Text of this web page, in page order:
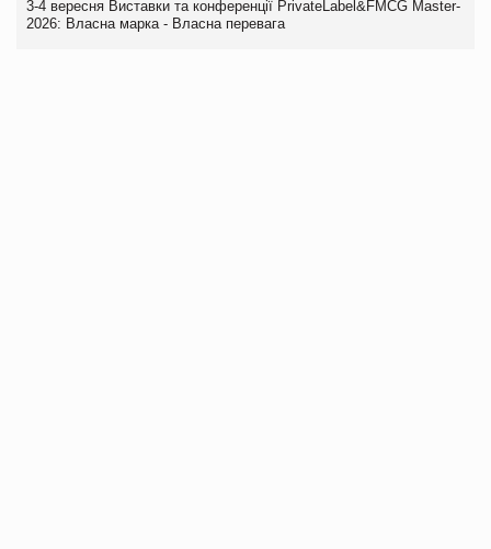
3-4 вересня Виставки та конференції PrivateLabel&FMCG Master-
2026: Власна марка - Власна перевага